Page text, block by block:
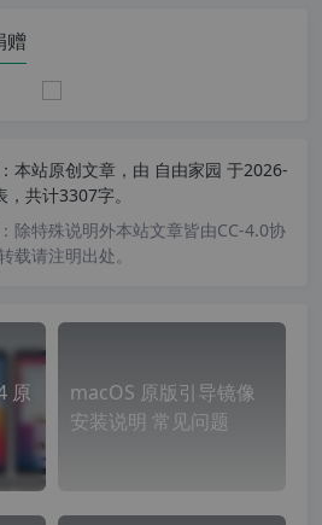
赠
本站原创文章，由 自由家园 于2026-
共计3307字。
除特殊说明外本站文章皆由CC-4.0协
载请注明出处。
原
macOS 原版引导镜像
安装说明 常见问题